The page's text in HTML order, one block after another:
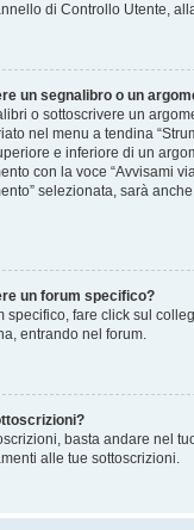
di Controllo Utente,
un segnalibro o un
o sottoscrivere un
nel menu a tendina
e inferiore di un
con la voce “Avvisami
selezionata, sarà
un forum specifico?
specifico, fare click sul
entrando nel forum.
basta andare nel
alle tue sottoscrizioni.